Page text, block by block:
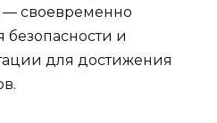
— своевременно
безопасности и
для достижения